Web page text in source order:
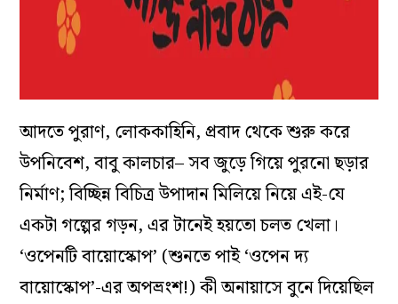
আদতে পুরাণ, লোককাহিনি, প্রবাদ থেকে শুরু করে
উপনিবেশ, বাবু কালচার– সব জুড়ে গিয়ে পুরনো ছড়ার
নির্মাণ; বিচ্ছিন্ন বিচিত্র উপাদান মিলিয়ে নিয়ে এই-যে
একটা গল্পের গড়ন, এর টানেই হয়তো চলত খেলা।
‘ওপেনটি বায়োস্কোপ’ (শুনতে পাই ‘ওপেন দ্য
বায়োস্কোপ’-এর অপভ্রংশ!) কী অনায়াসে বুনে দিয়েছিল